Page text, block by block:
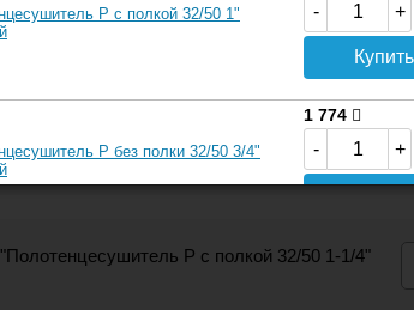
P с полкой 32/50 1-1/4"
P с полкой 32/50 1"
- +
Купить
P без полки 32/50 3/4"
1 774
- +
2 013